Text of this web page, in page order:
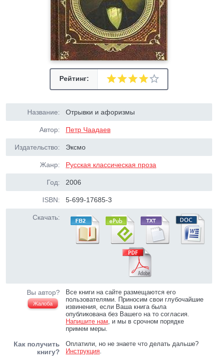
Рейтинг:
Название: Отрывки и афоризмы
Автор: Петр Чаадаев
Издательство: Эксмо
Жанр: Русская классическая проза
Год: 2006
ISBN: 5-699-17685-3
Скачать:
Вы автор?
Жалоба
Все книги на сайте размещаются его
пользователями. Приносим свои глубочайшие
извинения, если Ваша книга была
опубликована без Вашего на то согласия.
Напишите нам, и мы в срочном порядке
примем меры.
Как получить
книгу?
Оплатили, но не знаете что делать дальше?
Инструкция.